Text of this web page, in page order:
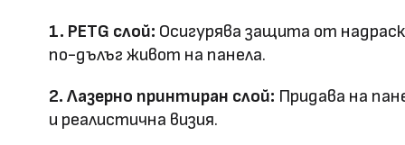
Дебелина: 5
технология
Лазерно принтиране
1. PETG слой: Осигурява защита от
по-дълъг живот на панела.
2. Лазерно принтиран слой: Придава на
и реалистична визия.